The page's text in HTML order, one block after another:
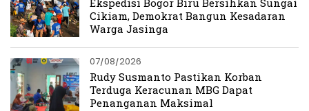
Ekspedisi Bogor Biru Bersihkan Sungai
Cikiam, Demokrat Bangun Kesadaran
Warga Jasinga
07/08/2026
Rudy Susmanto Pastikan Korban
Terduga Keracunan MBG Dapat
Penanganan Maksimal